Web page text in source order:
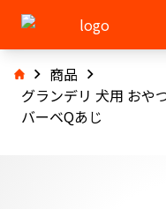
商品
グランデリ 犬用 おや
バーベQあじ